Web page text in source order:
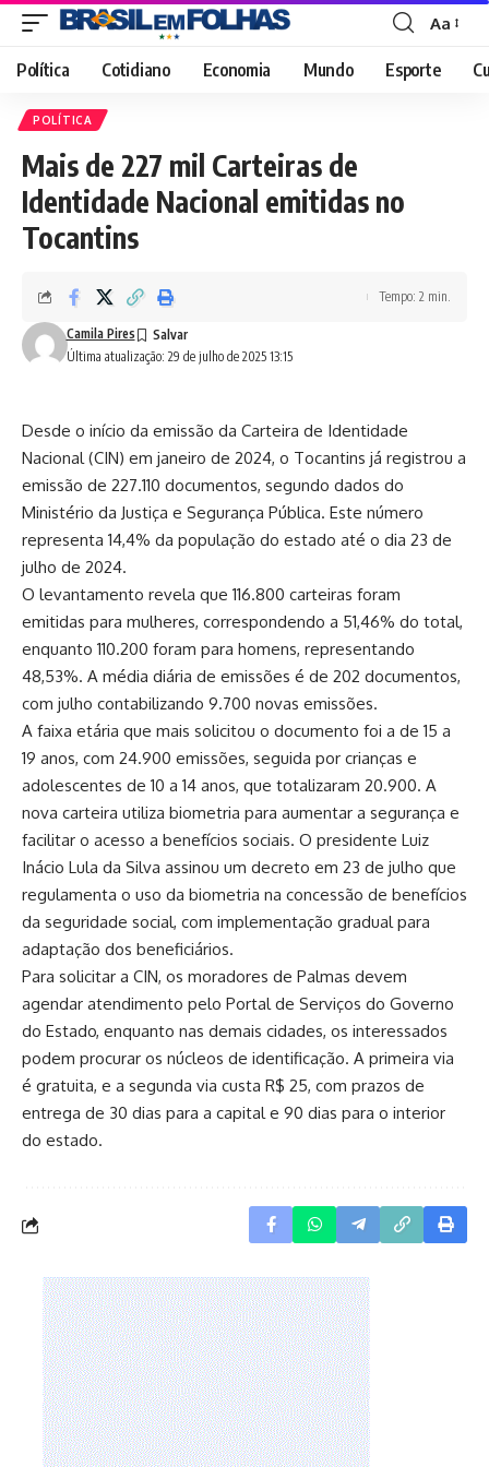
Font
Resizer
Aa
Política Cotidiano Economia Mundo Esporte
POLÍTICA
Mais de 227 mil Carteiras de
Identidade Nacional emitidas no
Tocantins
Última atualização: 29 de julho de 2025 13:15
Camila Pires
Tempo: 2 min.
Desde o início da emissão da Carteira de Identidade
Nacional (CIN) em janeiro de 2024, o Tocantins já registrou a
emissão de 227.110 documentos, segundo dados do
Ministério da Justiça e Segurança Pública. Este número
representa 14,4% da população do estado até o dia 23 de
julho de 2024.
O levantamento revela que 116.800 carteiras foram
emitidas para mulheres, correspondendo a 51,46% do total,
enquanto 110.200 foram para homens, representando
48,53%. A média diária de emissões é de 202 documentos,
com julho contabilizando 9.700 novas emissões.
A faixa etária que mais solicitou o documento foi a de 15 a
19 anos, com 24.900 emissões, seguida por crianças e
adolescentes de 10 a 14 anos, que totalizaram 20.900. A
nova carteira utiliza biometria para aumentar a segurança e
facilitar o acesso a benefícios sociais. O presidente Luiz
Inácio Lula da Silva assinou um decreto em 23 de julho que
regulamenta o uso da biometria na concessão de benefícios
da seguridade social, com implementação gradual para
adaptação dos beneficiários.
Para solicitar a CIN, os moradores de Palmas devem
agendar atendimento pelo Portal de Serviços do Governo
do Estado, enquanto nas demais cidades, os interessados
podem procurar os núcleos de identificação. A primeira via
é gratuita, e a segunda via custa R$ 25, com prazos de
entrega de 30 dias para a capital e 90 dias para o interior
do estado.